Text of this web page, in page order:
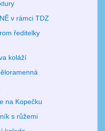
v rámci TDZ
ředitelky
koláží
na Kopečku
s růžemi